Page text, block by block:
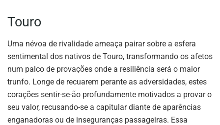
Touro
Uma névoa de rivalidade ameaça pairar sobre a esfera
sentimental dos nativos de Touro, transformando os afetos
num palco de provações onde a resiliência será o maior
trunfo. Longe de recuarem perante as adversidades, estes
corações sentir-se-ão profundamente motivados a provar o
seu valor, recusando-se a capitular diante de aparências
enganadoras ou de inseguranças passageiras. Essa